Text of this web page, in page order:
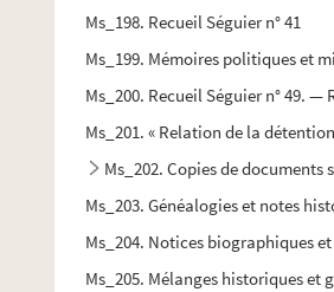
Ms_198. Recueil Séguier n° 41
Ms_199. Mémoires politiques et
Ms_200. Recueil Séguier n° 49.
Ms_201. « Relation de la
Ms_202. Copies de documents
Ms_203. Généalogies et notes
Ms_204. Notices biographiques
Ms_205. Mélanges historiques et